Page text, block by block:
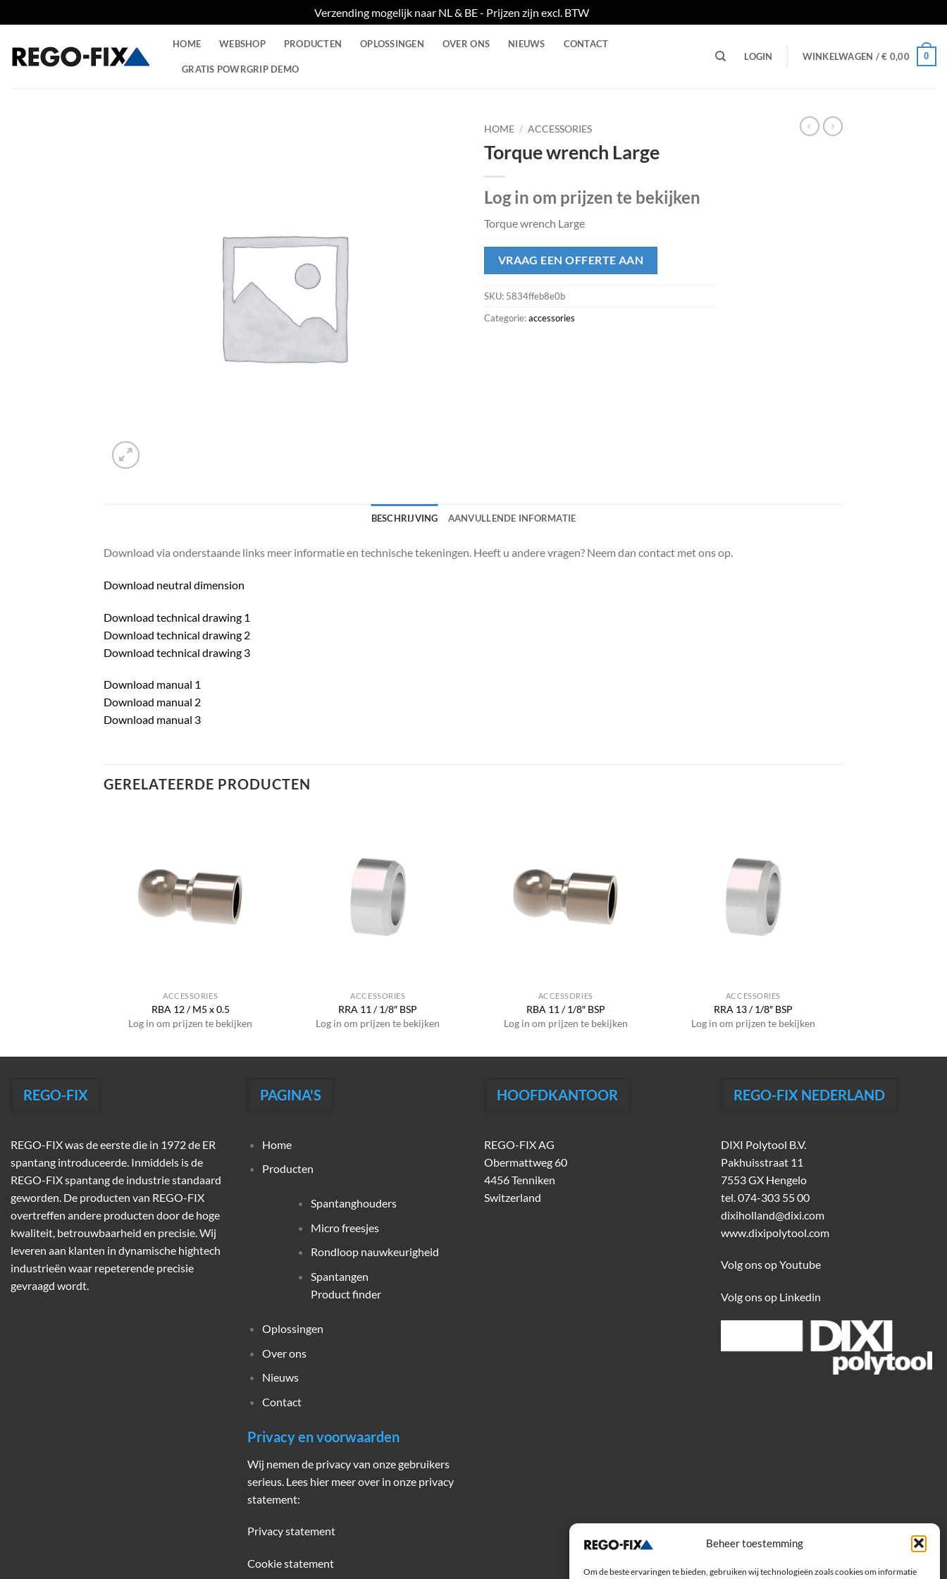
Beheer toestemming
Om de beste ervaringen te bieden, gebruiken wij technologieën zoals cookies om informatie
Verzending mogelijk naar NL & BE - Prijzen zijn excl. BTW
naar
inhoud
HOME WEBSHOP PRODUCTEN OPLOSSINGEN OVER ONS NIEUWS CONTACT
GRATIS POWRGRIP DEMO
LOGIN WINKELWAGEN /€ 0,00 0
HOME / ACCESSORIES
Torque wrench Large
Log in om prijzen te bekijken
Torque wrench Large
VRAAG EEN OFFERTE AAN
SKU: 5834ffeb8e0b
Categorie:accessories
BESCHRIJVING AANVULLENDE INFORMATIE
Download via onderstaande links meer informatie en technische tekeningen. Heeft u andere vragen? Neem dan contact met ons op.
Download neutral dimension
Download technical drawing 1
Download technical drawing 2
Download technical drawing 3
Download manual 1
Download manual 2
Download manual 3
GERELATEERDE PRODUCTEN
ACCESSORIES
RBA 12 / M5 x 0.5
Log in om prijzen te bekijken
ACCESSORIES
RRA 11 / 1/8″ BSP
Log in om prijzen te bekijken
ACCESSORIES
RBA 11 / 1/8″ BSP
Log in om prijzen te bekijken
ACCESSORIES
RRA 13 / 1/8″ BSP
Log in om prijzen te bekijken
REGO-FIX
REGO-FIX was de eerste die in 1972 de ER
spantang introduceerde. Inmiddels is de
REGO-FIX spantang de industrie standaard
geworden. De producten van REGO-FIX
overtreffen andere producten door de hoge
kwaliteit, betrouwbaarheid en precisie. Wij
leveren aan klanten in dynamische hightech
industrieën waar repeterende precisie
gevraagd wordt.
PAGINA'S
Home
Producten
Spantanghouders
Micro freesjes
Rondloop nauwkeurigheid
Spantangen
Product finder
Oplossingen
Over ons
Nieuws
Contact
Privacy en voorwaarden
Wij nemen de privacy van onze gebruikers
serieus. Lees hier meer over in onze privacy
statement:
Privacy statement
Cookie statement
HOOFDKANTOOR
REGO-FIX AG
Obermattweg 60
4456 Tenniken
Switzerland
REGO-FIX NEDERLAND
DIXI Polytool B.V.
Pakhuisstraat 11
7553 GX Hengelo
tel. 074-303 55 00
dixiholland@dixi.com
www.dixipolytool.com
Volg ons op Youtube
Volg ons op Linkedin